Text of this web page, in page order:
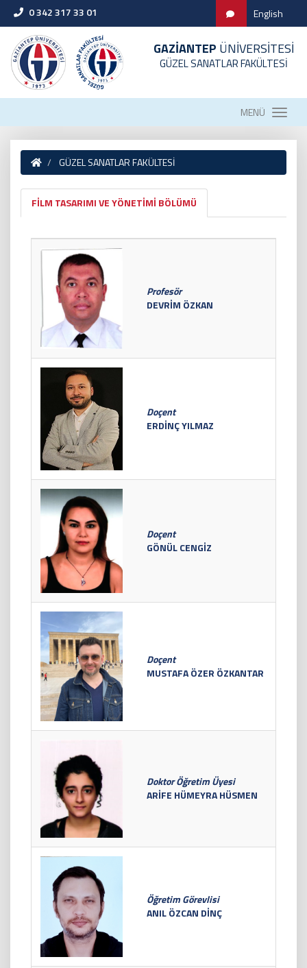
0 342 317 33 01 English
GAZİANTEP ÜNİVERSİTESİ
GÜZEL SANATLAR FAKÜLTESİ
MENÜ
GÜZEL SANATLAR FAKÜLTESİ
FİLM TASARIMI VE YÖNETİMİ BÖLÜMÜ
Profesör
DEVRİM ÖZKAN
Doçent
ERDİNÇ YILMAZ
Doçent
GÖNÜL CENGİZ
Doçent
MUSTAFA ÖZER ÖZKANTAR
Doktor Öğretim Üyesi
ARİFE HÜMEYRA HÜSMEN
Öğretim Görevlisi
ANIL ÖZCAN DİNÇ